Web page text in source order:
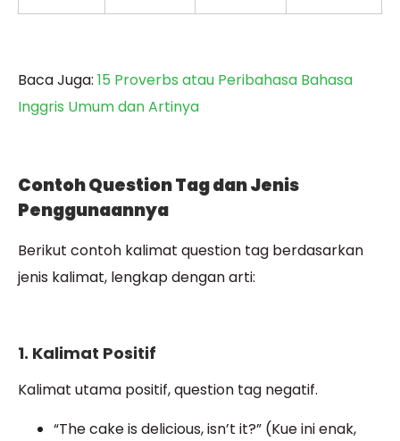
Baca Juga: 15 Proverbs atau Peribahasa Bahasa
Inggris Umum dan Artinya
Contoh Question Tag dan Jenis
Penggunaannya
Berikut contoh kalimat question tag berdasarkan
jenis kalimat, lengkap dengan arti:
1. Kalimat Positif
Kalimat utama positif, question tag negatif.
“The cake is delicious, isn’t it?” (Kue ini enak,